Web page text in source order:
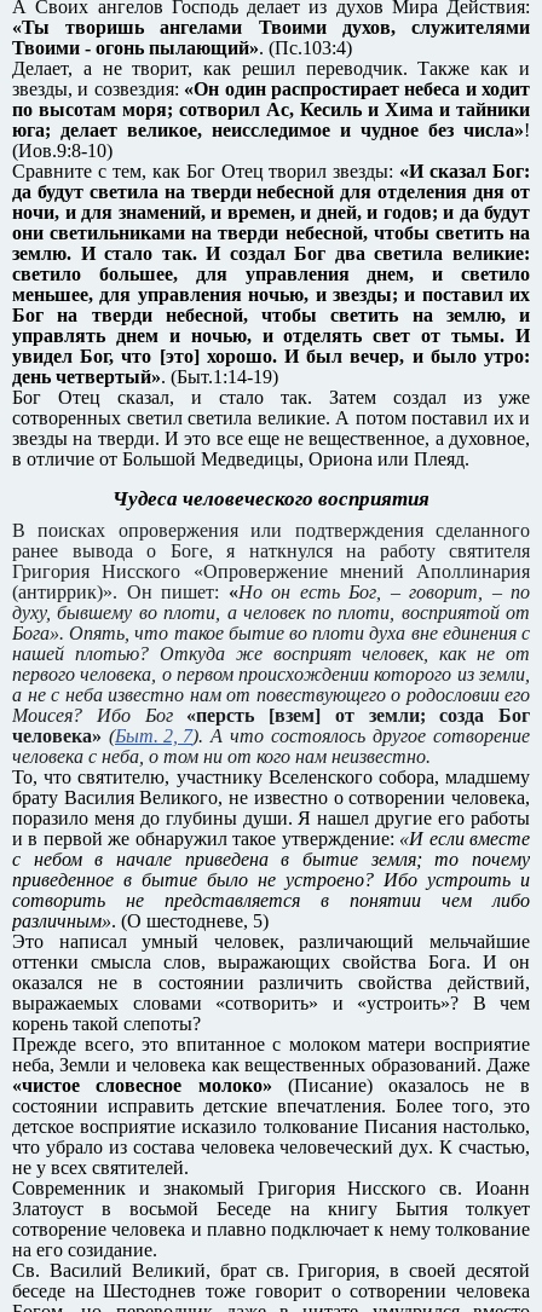
А Своих ангелов Господь делает из духов Мира Действия:
«Ты творишь ангелами Твоими духов, служителями
Твоими - огонь пылающий». (Пс.103:4)
Делает, а не творит, как решил переводчик. Также как и
звезды, и созвездия: «Он один распростирает небеса и ходит
по высотам моря; сотворил Ас, Кесиль и Хима и тайники
юга; делает великое, неисследимое и чудное без числа»!
(Иов.9:8-10)
Сравните с тем, как Бог Отец творил звезды: «И сказал Бог:
да будут светила на тверди небесной для отделения дня от
ночи, и для знамений, и времен, и дней, и годов; и да будут
они светильниками на тверди небесной, чтобы светить на
землю. И стало так. И создал Бог два светила великие:
светило большее, для управления днем, и светило
меньшее, для управления ночью, и звезды; и поставил их
Бог на тверди небесной, чтобы светить на землю, и
управлять днем и ночью, и отделять свет от тьмы. И
увидел Бог, что [это] хорошо. И был вечер, и было утро:
день четвертый». (Быт.1:14-19)
Бог Отец сказал, и стало так. Затем создал из уже
сотворенных светил светила великие. А потом поставил их и
звезды на тверди. И это все еще не вещественное, а духовное,
в отличие от Большой Медведицы, Ориона или Плеяд.
Чудеса человеческого восприятия
В поисках опровержения или подтверждения сделанного
ранее вывода о Боге, я наткнулся на работу святителя
Григория Нисского «Опровержение мнений Аполлинария
(антиррик)». Он пишет: «Но он есть Бог, – говорит, – по
духу, бывшему во плоти, а человек по плоти, восприятой от
Бога». Опять, что такое бытие во плоти духа вне единения с
нашей плотью? Откуда же восприят человек, как не от
первого человека, о первом происхождении которого из земли,
а не с неба известно нам от повествующего о родословии его
Моисея? Ибо Бог «персть [взем] от земли; созда Бог
человека» (Быт. 2, 7). А что состоялось другое сотворение
человека с неба, о том ни от кого нам неизвестно.
То, что святителю, участнику Вселенского собора, младшему
брату Василия Великого, не известно о сотворении человека,
поразило меня до глубины души. Я нашел другие его работы
и в первой же обнаружил такое утверждение: «И если вместе
с небом в начале приведена в бытие земля; то почему
приведенное в бытие было не устроено? Ибо устроить и
сотворить не представляется в понятии чем либо
различным». (О шестодневе, 5)
Это написал умный человек, различающий мельчайшие
оттенки смысла слов, выражающих свойства Бога. И он
оказался не в состоянии различить свойства действий,
выражаемых словами «сотворить» и «устроить»? В чем
корень такой слепоты?
Прежде всего, это впитанное с молоком матери восприятие
неба, Земли и человека как вещественных образований. Даже
«чистое словесное молоко» (Писание) оказалось не в
состоянии исправить детские впечатления. Более того, это
детское восприятие исказило толкование Писания настолько,
что убрало из состава человека человеческий дух. К счастью,
не у всех святителей.
Современник и знакомый Григория Нисского св. Иоанн
Златоуст в восьмой Беседе на книгу Бытия толкует
сотворение человека и плавно подключает к нему толкование
на его созидание.
Св. Василий Великий, брат св. Григория, в своей десятой
беседе на Шестоднев тоже говорит о сотворении человека